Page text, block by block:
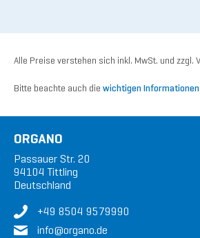
Alle Preise verstehen sich inkl. MwSt. und zzgl.
Bitte beachte auch die wichtigen Informationen
ORGANO
Passauer Str. 20
94104 Tittling
Deutschland
+49 8504 9579990
info@organo.de